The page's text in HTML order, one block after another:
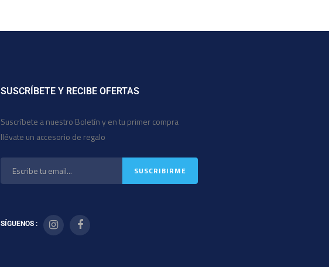
SUSCRÍBETE Y RECIBE OFERTAS
Suscríbete a nuestro Boletín y en tu primer compra
llévate un accesorio de regalo
SÍGUENOS :